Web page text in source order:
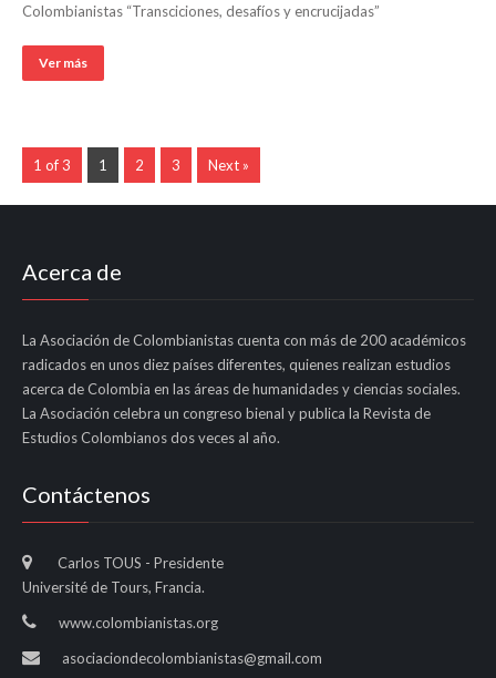
Colombianistas “Transciciones, desafíos y encrucijadas”
Ver más
1 of 3 1 2 3 Next »
Acerca de
La Asociación de Colombianistas cuenta con más de 200 académicos
radicados en unos diez países diferentes, quienes realizan estudios
acerca de Colombia en las áreas de humanidades y ciencias sociales.
La Asociación celebra un congreso bienal y publica la Revista de
Estudios Colombianos dos veces al año.
Contáctenos
Carlos TOUS - Presidente
Université de Tours, Francia.
www.colombianistas.org
asociaciondecolombianistas@gmail.com